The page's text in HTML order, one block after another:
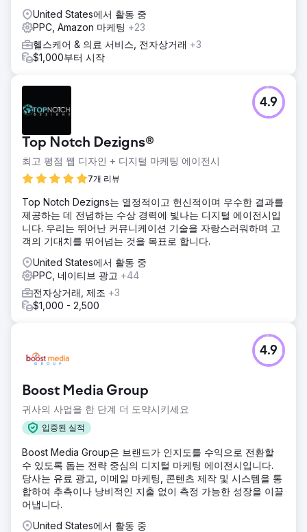
United States에서 활동 중
PPC, Amazon 마케팅 +23
헬스케어 & 의료 서비스, 전자상거래 +3
$1,000부터 시작
Top Notch Dezigns®
최고 평점 웹 디자인 + 디지털 마케팅 에이전시
7개 리뷰
4.9
Top Notch Dezigns는 열정적이고 헌신적이며 우수한 결과를
제공하는 데 전념하는 수상 경력에 빛나는 디지털 에이전시입
니다. 우리는 뛰어난 커뮤니케이션 기술을 자랑스러워하며 고
객의 기대치를 뛰어넘는 것을 목표로 합니다.
United States에서 활동 중
PPC, 네이티브 광고 +44
전자상거래, 제조 +3
$1,000 - 2,500
Boost Media Group
귀사의 사업을 한 단계 더 도약시키세요
입증된 실적
4.9
Boost Media Group은 브랜드가 인지도를 수익으로 전환할
수 있도록 돕는 전략 중심의 디지털 마케팅 에이전시입니다.
당사는 유료 광고, 이메일 마케팅, 콘텐츠 제작 및 시스템을 통
합하여 추측이나 낭비적인 지출 없이 측정 가능한 성장을 이끌
어냅니다.
United States에서 활동 중